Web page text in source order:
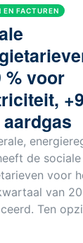
EN FACTUREN
% voor
de sociale
voor
van
Ten